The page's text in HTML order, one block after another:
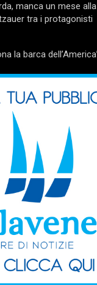
manca un mese
tra i protagonisti
la barca